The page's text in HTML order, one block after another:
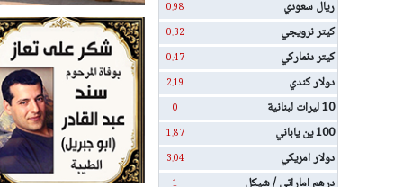
ريال سعودي 0.98
كيتر نرويجي 0.32
كيتر دنماركي 0.47
دولار كندي 2.19
10 ليرات لبنانية 0
100 ين ياباني 1.87
دولار امريكي 3.04